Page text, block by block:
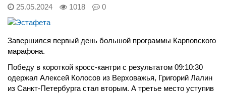
25.05.2024 1018 0
Завершился первый день большой программы Карповского
марафона.
Победу в короткой кросс-кантри с результатом 09:10:30
одержал Алексей Колосов из Верховажья, Григорий Лалин
из Санкт-Петербурга стал вторым. А третье место уступив